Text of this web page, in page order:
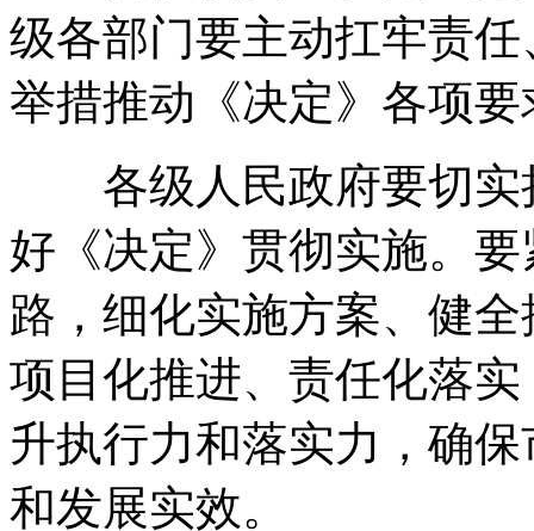
级各部门要主动扛牢责
举措推动《决定》各项
各级人民政府要切实
好《决定》贯彻实施。 要
路 ， 细化实施方案、健
项目化推进、责任化落实
升执行力和落实力 ， 确保
和发展实效。